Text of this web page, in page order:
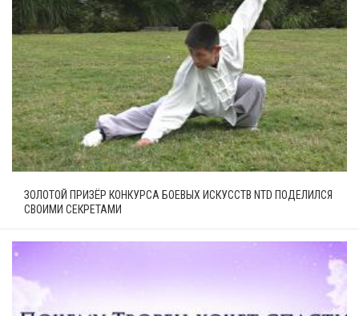
ЗОЛОТОЙ ПРИЗЁР КОНКУРСА БОЕВЫХ ИСКУССТВ NTD ПОДЕЛИЛСЯ
СВОИМИ СЕКРЕТАМИ